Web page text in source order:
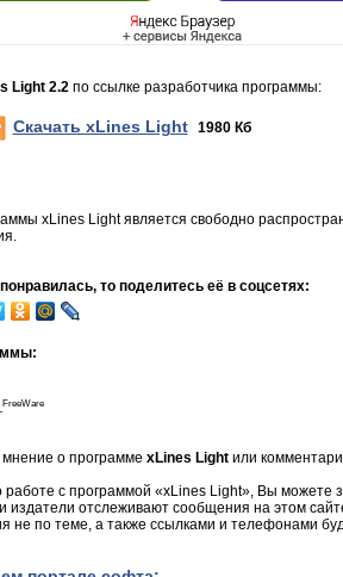
Light 2.2 по ссылке разработчика программы:
Скачать xLines Light 1980 Кб
xLines Light является свободно
то поделитесь её в соцсетях:
FreeWare
о программе xLines Light или
работе с программой «xLines Light», Вы можете
издатели отслеживают сообщения на этом
не по теме, а также ссылками и телефонами